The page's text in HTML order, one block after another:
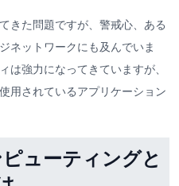
きた問題ですが、警戒心、ある
ネットワークにも及んでいま
は強力になってきていますが、
用されているアプリケーション
ューティングと